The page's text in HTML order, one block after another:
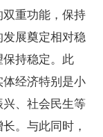
重功能，保持
展奠定相对稳
持稳定。此
经济特别是小
、社会民生等
。与此同时，